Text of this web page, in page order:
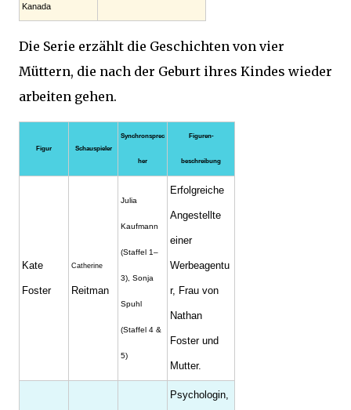
Kanada
Die Serie erzählt die Geschichten von vier
Müttern, die nach der Geburt ihres Kindes wieder
arbeiten gehen.
Figur Schauspieler
Synchronsprec
her
Figuren-
beschreibung
Kate
Foster
Catherine
Reitman
Julia
Kaufmann
(Staffel 1–
3), Sonja
Spuhl
(Staffel 4 &
5)
Erfolgreiche
Angestellte
einer
Werbeagentu
r, Frau von
Nathan
Foster und
Mutter.
Psychologin,